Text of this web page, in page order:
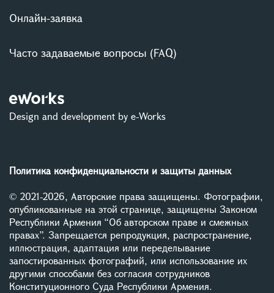
Онлайн-заявка
Часто задаваемые вопросы (FAQ)
Design and development by e-Works
Политика конфиденциальности и защиты данных
© 2021-2026, Авторские права защищены. Фотографии,
опубликованные на этой странице, защищены Законом
Республики Армения “Об авторском праве и смежных
правах”. Запрещается репродукция, распространение,
иллюстрация, адаптация или переделывание
запостированных фотографий, или использование их
другими способами без согласия сотрудников
Конституционного Суда Республики Армения.